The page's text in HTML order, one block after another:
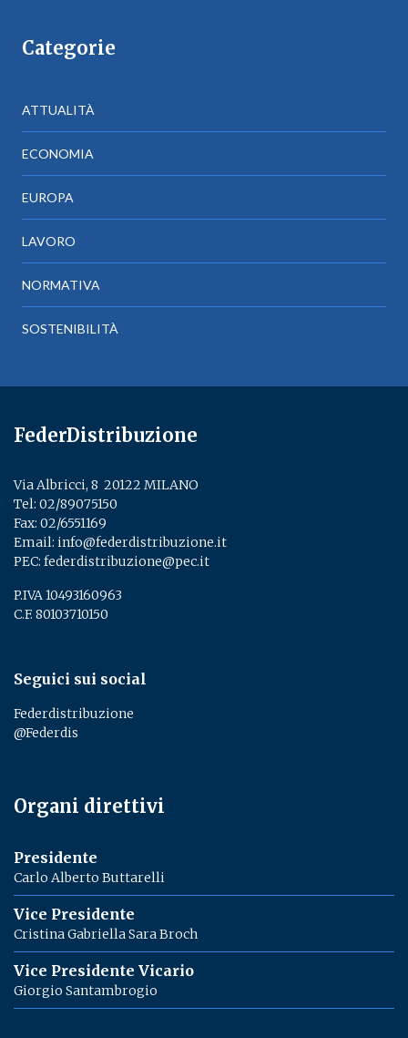
Categorie
ATTUALITÀ
ECONOMIA
EUROPA
LAVORO
NORMATIVA
SOSTENIBILITÀ
FederDistribuzione
Via Albricci, 8 ­ 20122 MILANO
Tel: 02/89075150
Fax: 02/6551169
Email: info@federdistribuzione.it
PEC: federdistribuzione@pec.it
P.IVA 10493160963
C.F. 80103710150
Seguici sui social
Federdistribuzione
@Federdis
Organi direttivi
Presidente
Carlo Alberto Buttarelli
Vice Presidente
Cristina Gabriella Sara Broch
Vice Presidente Vicario
Giorgio Santambrogio